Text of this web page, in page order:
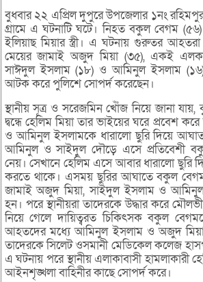
বুধবার ২২ এপ্রিল দুপুরে উপজেলার ১নং রহিমপুর
গ্রামে এ ঘটনাটি ঘটে। নিহত বকুল বেগম (৫৬)
ইলিয়াছ মিয়ার স্ত্রী। এ ঘটনায় গুরুতর
মেয়ের জামাই অজুদ মিয়া (৩৫), একই
সাঈদুল ইসলাম (১৮) ও আমিনুল ইসলাম
আটক করে পুলিশে সোপর্দ করেছেন।
স্থানীয় সূত্র ও সরেজমিন খোঁঁজ নিয়ে জানা যায়,
দ্বন্ধে হেলিম মিয়া তার ভাইয়ের ঘরে প্রবেশ
ও আমিনুল ইসলামকে ধারালো ছুরি দিয়ে আঘাত
আমিনুল ও সাইদুল দৌড়ে এসে প্রতিবেশী
নেয়। সেখানে হেলিম এসে আবার ধারালো ছুরি
করতে থাকে। এসময় ছুরির আঘাতে বকুল
জামাই অজুদ মিয়া, সাইদুল ইসলাম ও
হন। পরে স্থানীয়রা তাদেরকে উদ্ধার করে
নিয়ে গেলে দায়িত্বরত চিকিৎসক বকুল
আহতদের মধ্যে আমিনুল ইসলাম ও অজুদ
তাদেরকে সিলেট ওসমানী মেডিকেল কলেজ
এ ঘটনায় পরে স্থানীয় এলাকাবাসী
আইনশৃঙ্খলা বাহিনীর কাছে সোপর্দ করে।